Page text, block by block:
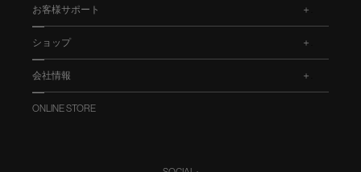
お客様サポート
ショップ
会社情報
ONLINE STORE